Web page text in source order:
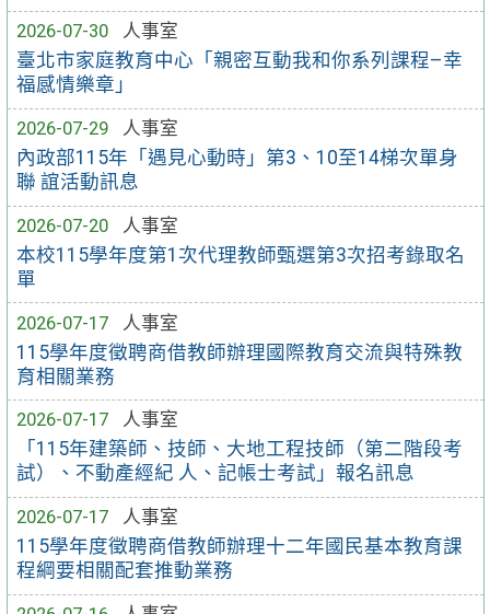
2026-07-30
人事室
臺北市家庭教育中心「親密互動我和你系列課程–幸
福感情樂章」
2026-07-29
人事室
內政部115年「遇見心動時」第3、10至14梯次單身
聯 誼活動訊息
2026-07-20
人事室
本校115學年度第1次代理教師甄選第3次招考錄取名
單
2026-07-17
人事室
115學年度徵聘商借教師辦理國際教育交流與特殊教
育相關業務
2026-07-17
人事室
「115年建築師、技師、大地工程技師（第二階段考
試）、不動產經紀 人、記帳士考試」報名訊息
2026-07-17
人事室
115學年度徵聘商借教師辦理十二年國民基本教育課
程綱要相關配套推動業務